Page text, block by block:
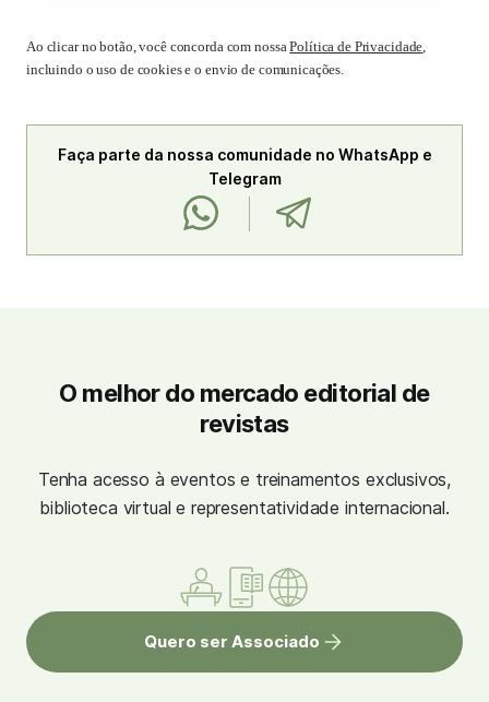
Ao clicar no botão, você concorda com nossaPolítica de Privacidade,
incluindo o uso de cookies e o envio de comunicações.
Faça parte da nossa comunidade no WhatsApp e
Telegram
O melhor do mercado editorial de
revistas
Tenha acesso à eventos e treinamentos exclusivos,
biblioteca virtual e representatividade internacional.
Quero ser Associado